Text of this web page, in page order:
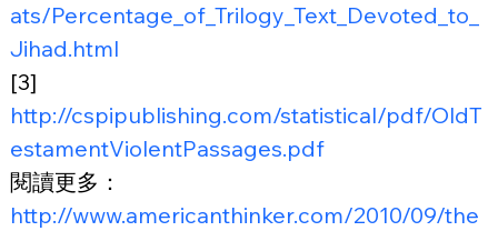
ats/Percentage_of_Trilogy_Text_Devoted_to_
Jihad.html
[3]
http://cspipublishing.com/statistical/pdf/OldT
estamentViolentPassages.pdf
閱讀更多：
http://www.americanthinker.com/2010/09/the